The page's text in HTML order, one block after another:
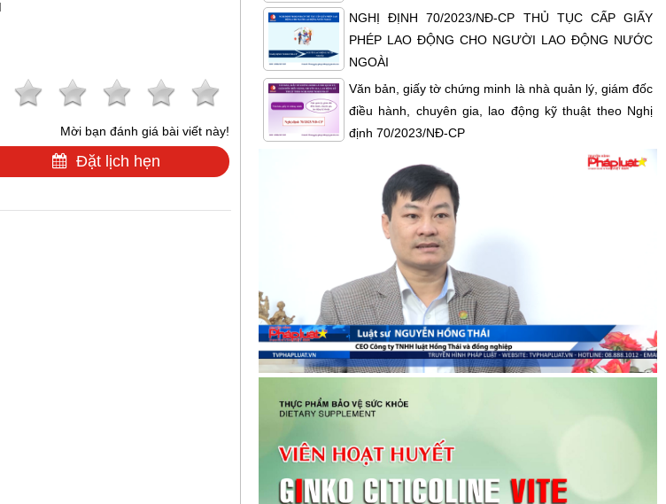
Mời bạn đánh giá bài viết này!
Đặt lịch hẹn
NGHỊ ĐỊNH 70/2023/NĐ-CP THỦ TỤC CẤP GIẤY
PHÉP LAO ĐỘNG CHO NGƯỜI LAO ĐỘNG NƯỚC
NGOÀI
Văn bản, giấy tờ chứng minh là nhà quản lý, giám đốc
điều hành, chuyên gia, lao động kỹ thuật theo Nghị
định 70/2023/NĐ-CP